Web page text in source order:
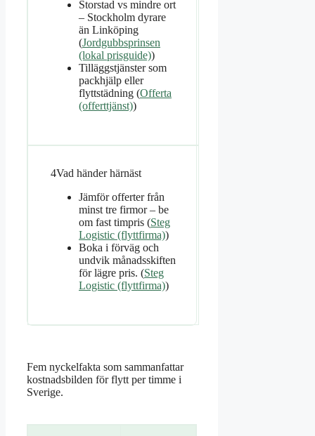
Storstad vs mindre ort
– Stockholm dyrare
än Linköping
(Jordgubbsprinsen
(lokal prisguide))
Tilläggstjänster som
packhjälp eller
flyttstädning (Offerta
(offerttjänst))
4Vad händer härnäst
Jämför offerter från
minst tre firmor – be
om fast timpris (Steg
Logistic (flyttfirma))
Boka i förväg och
undvik månadsskiften
för lägre pris. (Steg
Logistic (flyttfirma))
Fem nyckelfakta som sammanfattar
kostnadsbilden för flytt per timme i
Sverige.